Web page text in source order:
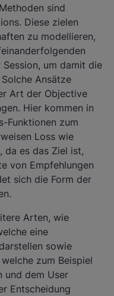
sind
Diese zielen
zu modellieren,
um damit die
Ansätze
Art der Objective
Hier kommen in
Funktionen zum
Loss wie
da es das Ziel ist,
von Empfehlungen
sich die Form der
Arten, wie
eine
sowie
zum Beispiel
und dem User
Entscheidung